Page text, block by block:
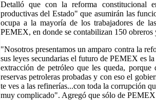
Detalló que con la reforma constitucional
productivas del Estado" que asumirán las
ocupa a la mayoría de los trabajadores de
PEMEX, en donde se contabilizan 150 obreros
"Nosotros presentamos un amparo contra la
sus leyes secundarias el futuro de PEMEX es
extracción de petróleo que les queda,
reservas petroleras probadas y con eso el
te ves a las refinerías...con toda la corrupción
muy complicado". Agregó que sólo de